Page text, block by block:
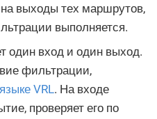
на выходы тех маршрутов,
выполняется.
один вход и один выход.
фильтрации,
языке VRL. На входе
проверяет его по